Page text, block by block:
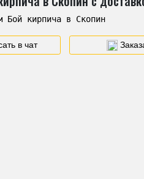
Бой кирпича в Скопин
в чат